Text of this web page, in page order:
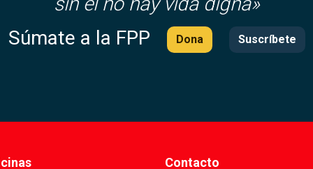
Súmate a la FPP
Dona Suscríbete
Contacto